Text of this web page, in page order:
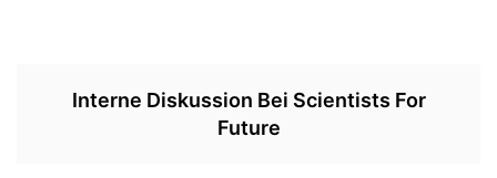
Interne Diskussion Bei Scientists For
Future